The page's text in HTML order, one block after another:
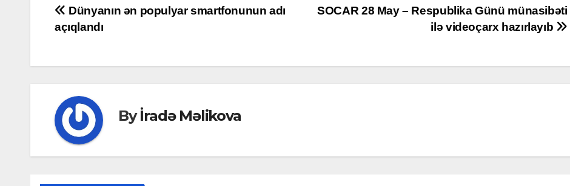
Post
navigation
SOCAR 28 May – Respublika Günü münasibəti
ilə videoçarx hazırlayıb
Dünyanın ən populyar smartfonunun adı
açıqlandı
Byİradə Məlikova